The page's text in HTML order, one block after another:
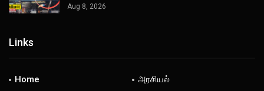
Aug 8, 2026
Links
Home அரசியல்